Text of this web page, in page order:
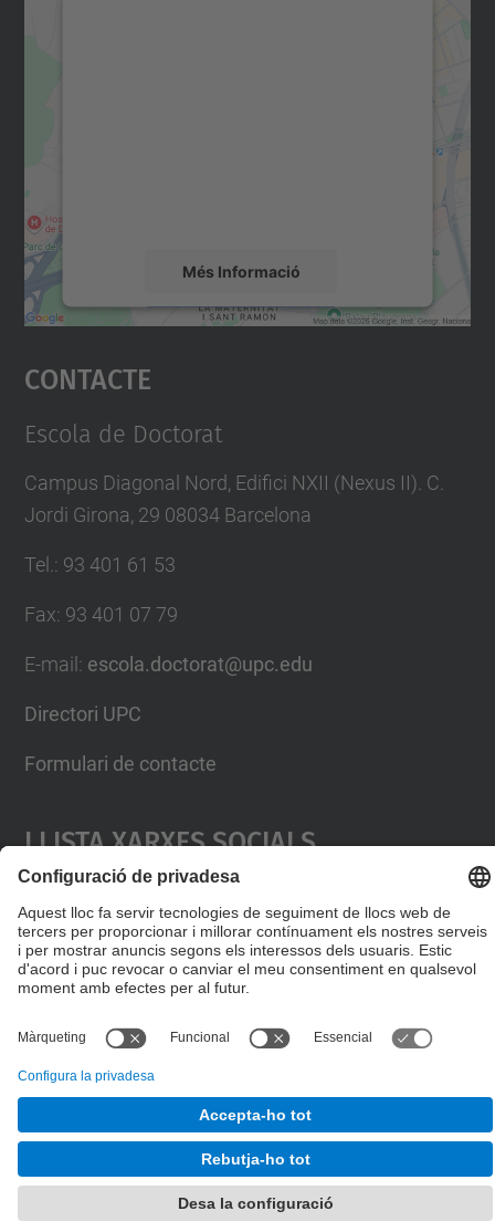
Més Informació
Accepta
powered by
Contacte
Escola de Doctorat
Campus Diagonal Nord, Edifici NXII (Nexus II). C.
Jordi Girona, 29 08034 Barcelona
Tel.: 93 401 61 53
Fax: 93 401 07 79
E-mail : escola.doctorat@upc.edu
Directori UPC
Formulari de contacte
Llista Xarxes Socials
Escola de Doctorat
Desenvolupat amb
Mapa del lloc
Accessibilitat
Avís legal
Configuració de privadesa